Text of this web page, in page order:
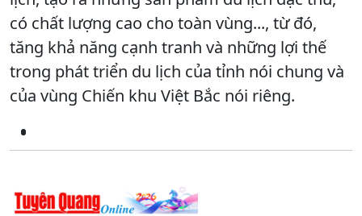
có chất lượng cao cho toàn vùng..., từ đó,
tăng khả năng cạnh tranh và những lợi thế
trong phát triển du lịch của tỉnh nói chung và
của vùng Chiến khu Việt Bắc nói riêng.